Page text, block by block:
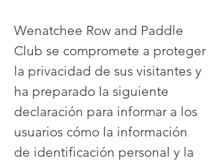
Wenatchee Row and Paddle
Club se compromete a proteger
la privacidad de sus visitantes y
ha preparado la siguiente
declaración para informar a los
usuarios cómo la información
de identificación personal y la